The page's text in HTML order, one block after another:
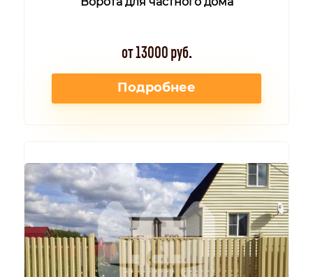
от 13000 руб.
Подробнее